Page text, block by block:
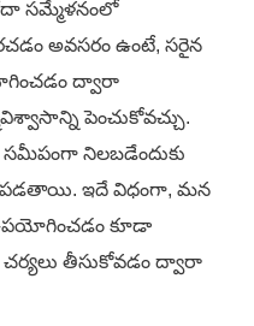
సమ్మేళనంలో
అవసరం ఉంటే, సరైన
ద్వారా
పెంచుకోవచ్చు.
సమీపంగా నిలబడేందుకు
ఇదే విధంగా, మన
కూడా
తీసుకోవడం ద్వారా